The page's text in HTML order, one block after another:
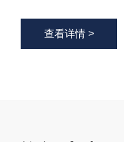
谐、创新、发展”
查看详情 >